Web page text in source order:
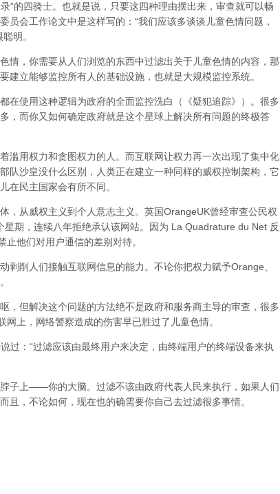
”的四骑士。也就是说，只要这四种理由摆出来，审查就可以畅
员会工作论文中是这样写的：“我们应该多谈谈儿童色情问题，
明。
情，你需要从人们浏览的东西中过滤出关于儿童色情的内容，那
建立能够监控所有人的基础设施，也就是大规模监控系统。
在使用这种逻辑为政府的全面监控洗白（《疑犯追踪》）。 很多
，而你又如何确定政府就是这个星球上解决所有问题的终极答
滥用权力和贪图权力的人。而互联网让权力再一次出现了集中化
队沙皇没什么区别，人类正在建立一种同样的威权控制架构，它
在民主国家会有所不同。
，从威权主义到个人意志主义。英国OrangeUK曾经审查公民权
星期，连续八年拒绝承认该网站。因为 La Quadrature du Net 反
止他们对用户通信的差别对待。
剥削人们接触互联网信息的能力。不论你把权力赋予Orange、
，但解决这个问题的方法绝不是政府和服务商主导的审查，很多
网上，网络警察造成的伤害早已胜过了儿童色情。
过：“过滤应该由最终用户来决定，由终端用户的终端设备来执
子上——你的大脑。过滤不该由政府代表人民来执行，如果人们
且，不论如何，现在也的确需要你自己去过滤很多事情。